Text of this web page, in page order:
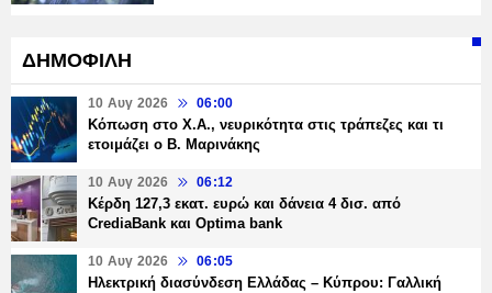
ΔΗΜΟΦΙΛΗ
10 Αυγ 2026 06:00
Κόπωση στο Χ.Α., νευρικότητα στις τράπεζες και τι
ετοιμάζει ο Β. Μαρινάκης
10 Αυγ 2026 06:12
Κέρδη 127,3 εκατ. ευρώ και δάνεια 4 δισ. από
CrediaBank και Optima bank
10 Αυγ 2026 06:05
Ηλεκτρική διασύνδεση Ελλάδας – Κύπρου: Γαλλική